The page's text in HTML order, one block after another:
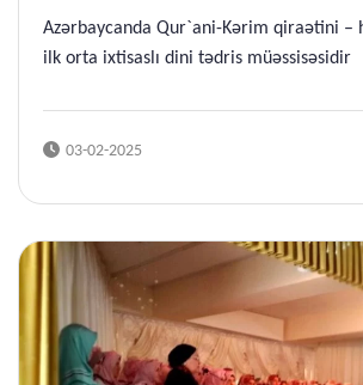
Azərbaycanda Qur`ani-Kərim qiraətini –
ilk orta ixtisaslı dini tədris müəssisəsidir
03-02-2025